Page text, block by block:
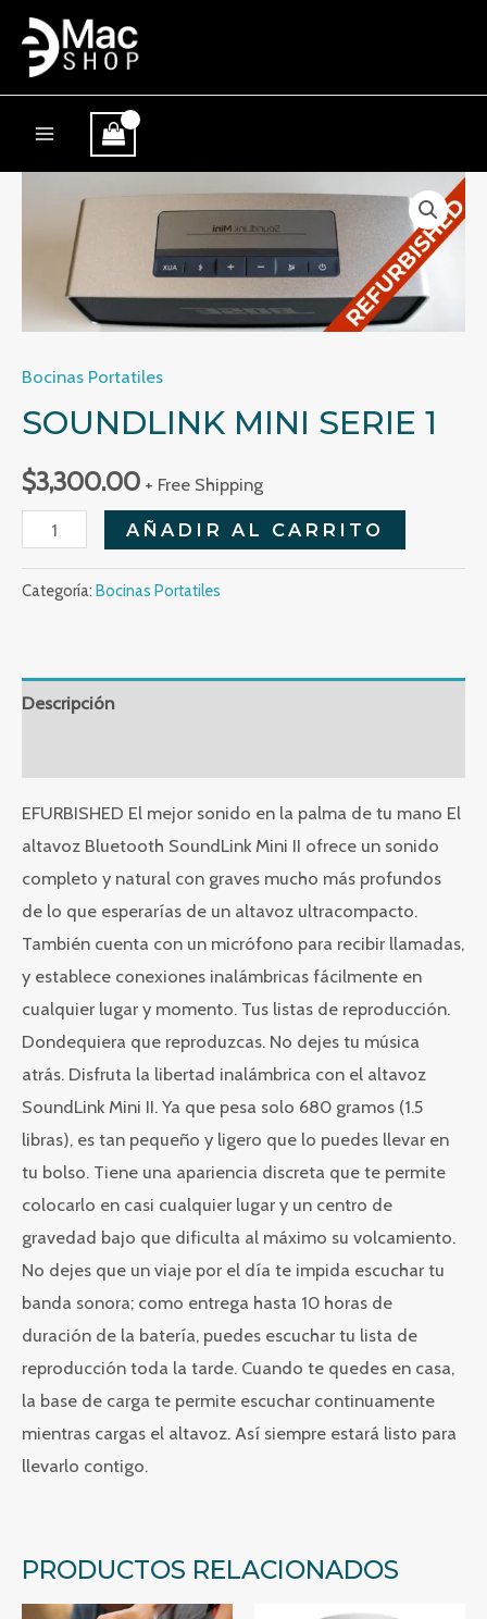
contenido
MAIN
MENU
Bocinas Portatiles
SOUNDLINK MINI SERIE 1
$3,300.00 + Free Shipping
Soundlink
Serie
AÑADIR AL CARRITO
Categoría: Bocinas Portatiles
Descripción
EFURBISHED El mejor sonido en la palma de tu mano El
altavoz Bluetooth SoundLink Mini II ofrece un sonido
completo y natural con graves mucho más profundos
de lo que esperarías de un altavoz ultracompacto.
También cuenta con un micrófono para recibir llamadas,
y establece conexiones inalámbricas fácilmente en
cualquier lugar y momento. Tus listas de reproducción.
Dondequiera que reproduzcas. No dejes tu música
atrás. Disfruta la libertad inalámbrica con el altavoz
SoundLink Mini II. Ya que pesa solo 680 gramos (1.5
libras), es tan pequeño y ligero que lo puedes llevar en
tu bolso. Tiene una apariencia discreta que te permite
colocarlo en casi cualquier lugar y un centro de
gravedad bajo que dificulta al máximo su volcamiento.
No dejes que un viaje por el día te impida escuchar tu
banda sonora; como entrega hasta 10 horas de
duración de la batería, puedes escuchar tu lista de
reproducción toda la tarde. Cuando te quedes en casa,
la base de carga te permite escuchar continuamente
mientras cargas el altavoz. Así siempre estará listo para
llevarlo contigo.
PRODUCTOS RELACIONADOS